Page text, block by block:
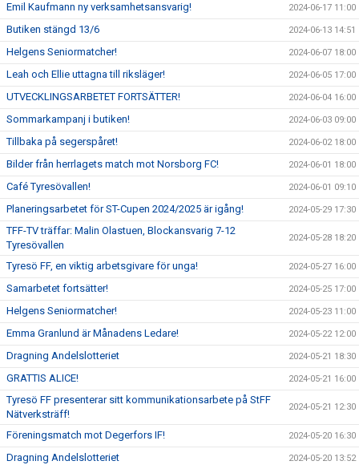
Emil Kaufmann ny verksamhetsansvarig! 2024-06-17 11:00
Butiken stängd 13/6 2024-06-13 14:51
Helgens Seniormatcher! 2024-06-07 18:00
Leah och Ellie uttagna till riksläger! 2024-06-05 17:00
UTVECKLINGSARBETET FORTSÄTTER! 2024-06-04 16:00
Sommarkampanj i butiken! 2024-06-03 09:00
Tillbaka på segerspåret! 2024-06-02 18:00
Bilder från herrlagets match mot Norsborg FC! 2024-06-01 18:00
Café Tyresövallen! 2024-06-01 09:10
Planeringsarbetet för ST-Cupen 2024/2025 är igång! 2024-05-29 17:30
TFF-TV träffar: Malin Olastuen, Blockansvarig 7-12
Tyresövallen
2024-05-28 18:20
Tyresö FF, en viktig arbetsgivare för unga! 2024-05-27 16:00
Samarbetet fortsätter! 2024-05-25 17:00
Helgens Seniormatcher! 2024-05-23 11:00
Emma Granlund är Månadens Ledare! 2024-05-22 12:00
Dragning Andelslotteriet 2024-05-21 18:30
GRATTIS ALICE! 2024-05-21 16:00
Tyresö FF presenterar sitt kommunikationsarbete på StFF
Nätverksträff!
2024-05-21 12:30
Föreningsmatch mot Degerfors IF! 2024-05-20 16:30
Dragning Andelslotteriet 2024-05-20 13:52